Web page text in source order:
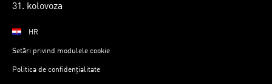
31. kolovoza
HR
Setări privind modulele cookie
Politica de confidențialitate